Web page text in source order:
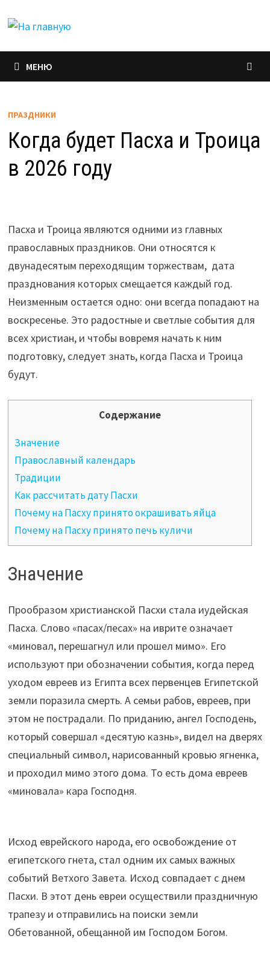
МЕНЮ
ПРАЗДНИКИ
Когда будет Пасха и Троица
в 2026 году
Пасха и Троица являются одними из главных
православных праздников. Они относятся к
двунадесятым переходящим торжествам, дата
празднования которых смещается каждый год.
Неизменным остается одно: они всегда попадают на
воскресенье. Это радостные и светлые события для
всех христиан, и чтобы вовремя начать к ним
подготовку, следует знать, когда Пасха и Троица
будут.
Содержание
Значение
Православный календарь
Традиции
Как рассчитать дату Пасхи
Почему на Пасху принято окрашивать яйца
Почему на Пасху принято печь куличи
Значение
Прообразом христианской Пасхи стала иудейская
Пасха. Слово «пасах/песах» на иврите означает
«миновал, перешагнул или прошел мимо». Его
используют при обозначении события, когда перед
уходом евреев из Египта всех первенцев Египетской
земли поразила смерть. А семьи рабов, евреев, при
этом не пострадали. По приданию, ангел Господень,
который совершал «десятую казнь», видел на дверях
специальный символ, нарисованный кровью ягненка,
и проходил мимо этого дома. То есть дома евреев
«миновала» кара Господня.
Исход еврейского народа, его освобождение от
египетского гнета, стал одним их самых важных
событий Ветхого Завета. Исход совпадает с днем
Пасхи. В этот день евреи осуществили праздничную
трапезу и отправились на поиски земли
Обетованной, обещанной им Господом Богом.